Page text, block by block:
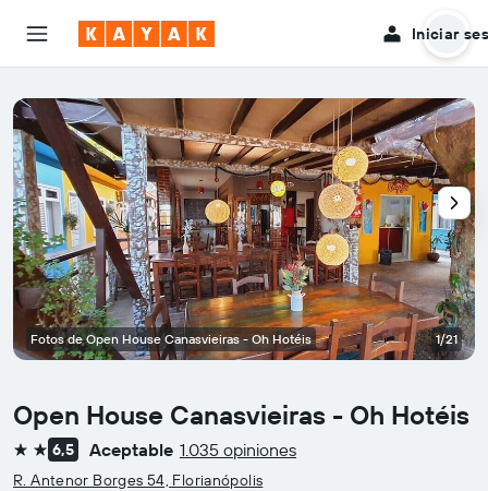
Iniciar
Open House Canasvieiras - Oh Hotéis
2 estrellas
6,5 Aceptable 1.035 opiniones
R. Antenor Borges 54, Florianópolis
Fotos de Open House Canasvieiras - Oh Hotéis 1/21